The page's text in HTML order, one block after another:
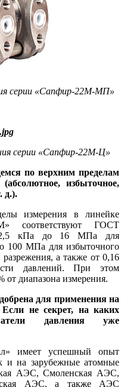
серии «Сапфир‑22М-МП»
серии «Сапфир‑22М‑Ц»
по верхним пределам
избыточное,
д.).
измерения в линейке
соответствуют ГОСТ
2,5 кПа до 16 МПа для
100 МПа для избыточного
а также от 0,16
давлений. При этом
от диапазона измерения.
для применения на
Если не секрет, на каких
давления уже
имеет успешный опыт
и на зарубежные атомные
АЭС, Смоленская АЭС,
АЭС, а также АЭС